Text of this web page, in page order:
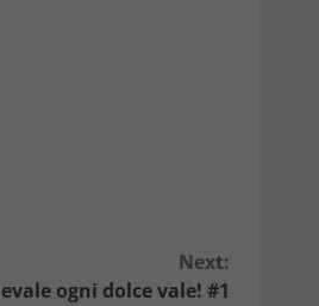
Next:
ogni dolce vale! #1